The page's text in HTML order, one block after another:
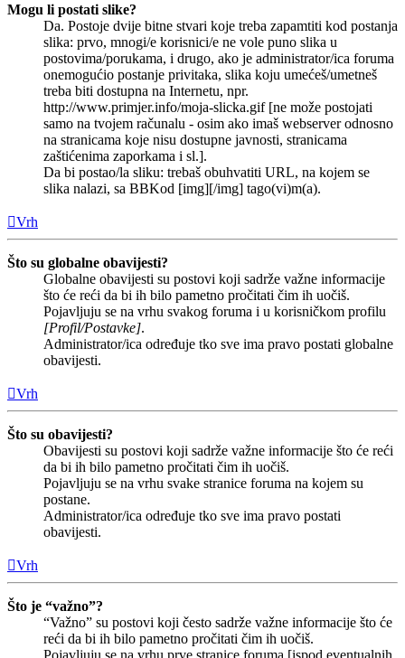
Mogu li postati slike?
Da. Postoje dvije bitne stvari koje treba zapamtiti kod postanja
slika: prvo, mnogi/e korisnici/e ne vole puno slika u
postovima/porukama, i drugo, ako je administrator/ica foruma
onemogućio postanje privitaka, slika koju umećeš/umetneš
treba biti dostupna na Internetu, npr.
http://www.primjer.info/moja-slicka.gif [ne može postojati
samo na tvojem računalu - osim ako imaš webserver odnosno
na stranicama koje nisu dostupne javnosti, stranicama
zaštićenima zaporkama i sl.].
Da bi postao/la sliku: trebaš obuhvatiti URL, na kojem se
slika nalazi, sa BBKod [img][/img] tago(vi)m(a).
Vrh
Što su globalne obavijesti?
Globalne obavijesti su postovi koji sadrže važne informacije
što će reći da bi ih bilo pametno pročitati čim ih uočiš.
Pojavljuju se na vrhu svakog foruma i u korisničkom profilu
[Profil/Postavke].
Administrator/ica određuje tko sve ima pravo postati globalne
obavijesti.
Vrh
Što su obavijesti?
Obavijesti su postovi koji sadrže važne informacije što će reći
da bi ih bilo pametno pročitati čim ih uočiš.
Pojavljuju se na vrhu svake stranice foruma na kojem su
postane.
Administrator/ica određuje tko sve ima pravo postati
obavijesti.
Vrh
Što je “važno”?
“Važno” su postovi koji često sadrže važne informacije što će
reći da bi ih bilo pametno pročitati čim ih uočiš.
Pojavljuju se na vrhu prve stranice foruma [ispod eventualnih